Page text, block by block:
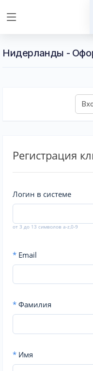
Нидерланды -
Регистрация
Логин в системе
от 3 до 13 символов a-z,0-9
* Email
* Фамилия
* Имя